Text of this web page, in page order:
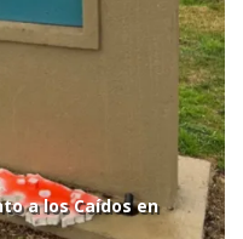
a los Caídos en